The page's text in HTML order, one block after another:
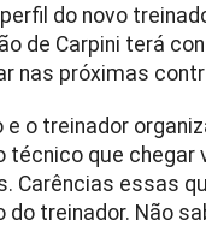
do novo
de Carpini terá
nas próximas
o treinador
que chegar
Carências essas
treinador. Não